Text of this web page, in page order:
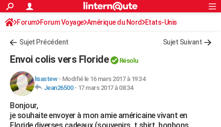
ACTUALITÉS
Politique
Société
Faits Divers
Education
Monde
Villes
+
FINANCE
Retraite
Impôts
Epargne
Immobilier
Risques naturels par ville
Banque
Assurance
Crédit
AUTO
Essais
Réserver un essai
Citadines
Berlines
SUV
Forum auto
+HIGH-TECH
Rechercher
S'inscrire
Connexion
Forum Forum Voyage Amérique du Nord Etats-Unis
Sujet Précédent Sujet Suivant
Envoi colis vers Floride Résolu
lisastew- Modifié le 16 mars 2017 à 19:34
Jean26500- 17 mars 2017 à 08:34
Bonjour,
je souhaite envoyer à mon amie américaine vivant en